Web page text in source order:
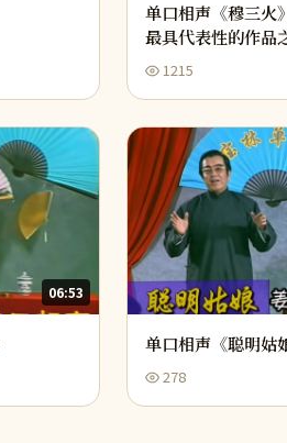
单口相声《穆三火
最具代表性的作品
1215
06:53
单口相声《聪明姑
278